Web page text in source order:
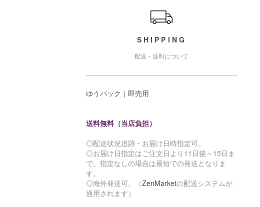
SHIPPING
配送・送料について
ゆうパック｜即売用
送料無料（当店負担）
◎配送状況追跡・お届け日時指定可。
◎お届け日指定はご注文日より11日後～15日ま
で。指定なしの場合は最短での発送となりま
す。
◎海外発送可。（ZenMarketの配送システムが
適用されます）